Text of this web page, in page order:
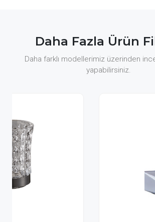
Daha Fazla Ürün
Daha farklı modellerimiz üzerinden
yapabilirsiniz.